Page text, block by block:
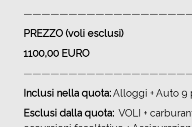
PREZZO (voli esclusi)
1100,00 EURO
Inclusi nella quota:Alloggi + Auto 9
Esclusi dalla quota: VOLI +